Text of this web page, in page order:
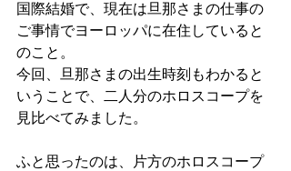
国際結婚で、現在は旦那さまの仕事の
ご事情でヨーロッパに在住していると
のこと。
今回、旦那さまの出生時刻もわかると
いうことで、二人分のホロスコープを
見比べてみました。
ふと思ったのは、片方のホロスコープ